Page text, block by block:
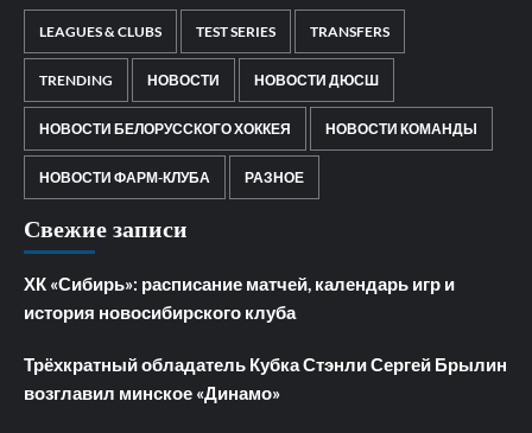
LEAGUES & CLUBS TEST SERIES TRANSFERS
TRENDING НОВОСТИ НОВОСТИ ДЮСШ
НОВОСТИ БЕЛОРУССКОГО ХОККЕЯ НОВОСТИ КОМАНДЫ
НОВОСТИ ФАРМ-КЛУБА РАЗНОЕ
Свежие записи
ХК «Сибирь»: расписание матчей, календарь игр и
история новосибирского клуба
Трёхкратный обладатель Кубка Стэнли Сергей Брылин
возглавил минское «Динамо»